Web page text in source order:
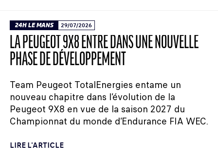
24H LE MANS 29/07/2026
LA PEUGEOT 9X8 ENTRE DANS UNE NOUVELLE
PHASE DE DÉVELOPPEMENT
Team Peugeot TotalEnergies entame un
nouveau chapitre dans l’évolution de la
Peugeot 9X8 en vue de la saison 2027 du
Championnat du monde d’Endurance FIA WEC.
LIRE L'ARTICLE